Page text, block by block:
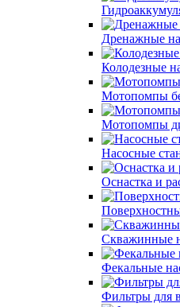
Дренажные
Колодезные
Мотопомпы
Мотопомпы
Насосные
Оснастка и
Скважинные
Фекальные
Фильтры для